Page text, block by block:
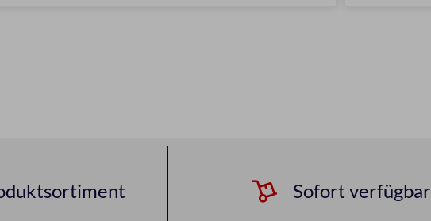
Sofort verfügbar